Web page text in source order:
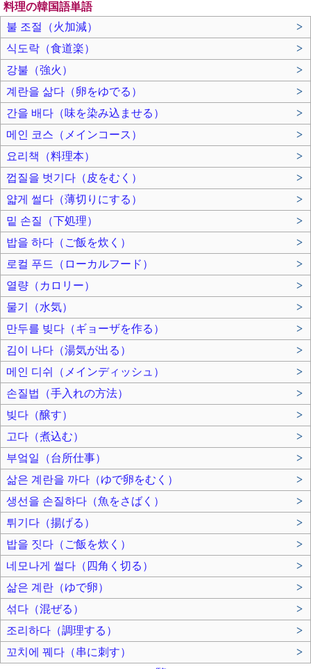
料理の韓国語単語
불 조절（火加減）
>
식도락（食道楽）
>
강불（強火）
>
계란을 삶다（卵をゆでる）
>
간을 배다（味を染み込ませる）
>
메인 코스（メインコース）
>
요리책（料理本）
>
껍질을 벗기다（皮をむく）
>
얇게 썰다（薄切りにする）
>
밑 손질（下処理）
>
밥을 하다（ご飯を炊く）
>
로컬 푸드（ローカルフード）
>
열량（カロリー）
>
물기（水気）
>
만두를 빚다（ギョーザを作る）
>
김이 나다（湯気が出る）
>
메인 디쉬（メインディッシュ）
>
손질법（手入れの方法）
>
빚다（醸す）
>
고다（煮込む）
>
부엌일（台所仕事）
>
삶은 계란을 까다（ゆで卵をむく）
>
생선을 손질하다（魚をさばく）
>
튀기다（揚げる）
>
밥을 짓다（ご飯を炊く）
>
네모나게 썰다（四角く切る）
>
삶은 계란（ゆで卵）
>
섞다（混ぜる）
>
조리하다（調理する）
>
꼬치에 꿰다（串に刺す）
>